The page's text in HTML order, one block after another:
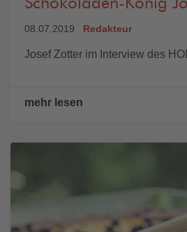
Schokoladen-König
08.07.2019 Redakteur
Josef Zotter im Interview des
mehr lesen